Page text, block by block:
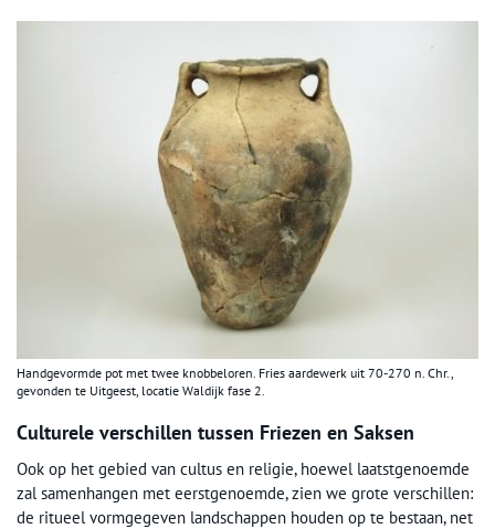
Handgevormde pot met twee knobbeloren. Fries aardewerk uit 70-270 n. Chr.,
gevonden te Uitgeest, locatie Waldijk fase 2.
Culturele verschillen tussen Friezen en Saksen
Ook op het gebied van cultus en religie, hoewel laatstgenoemde
zal samenhangen met eerstgenoemde, zien we grote verschillen:
de ritueel vormgegeven landschappen houden op te bestaan, net